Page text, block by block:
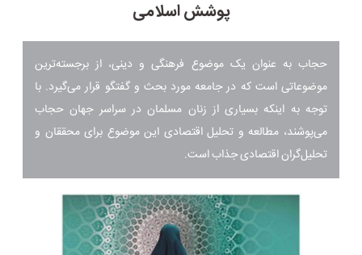
پوشش اسلامی
حجاب به عنوان یک موضوع فرهنگی و دینی، از برجسته‌ترین
موضوعاتی است که در جامعه مورد بحث و گفتگو قرار می‌گیرد. با
توجه به اینکه بسیاری از زنان مسلمان در سراسر جهان حجاب
می‌پوشند، مطالعه و تحلیل اقتصادی این موضوع برای محققان و
تحلیل‌گران اقتصادی جذاب است.